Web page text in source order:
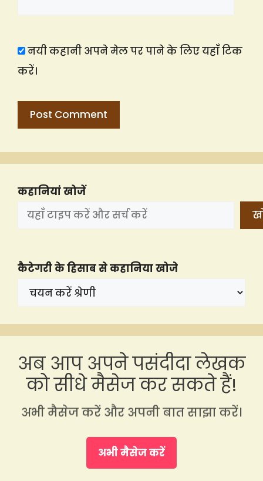
नयी कहानी अपने मेल पर पाने के लिए यहाँ टिक
करें।
कहानियां खोजें
कैटेगरी के हिसाब से कहानिया खोजे
अब आप अपने पसंदीदा लेखक
को सीधे मैसेज कर सकते हैं!
अभी मैसेज करें और अपनी बात साझा करें।
अभी मैसेज करें